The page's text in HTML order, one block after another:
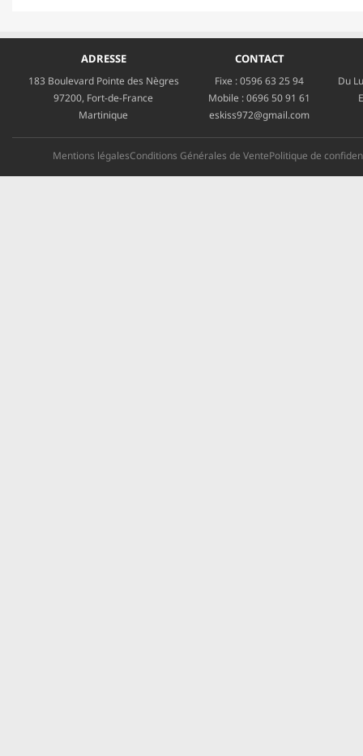
ADRESSE
183 Boulevard Pointe des Nègres
97200, Fort-de-France
Martinique
CONTACT
Fixe :0596 63 25 94
Mobile :0696 50 91 61
eskiss972@gmail.com
Du
Mentions légalesConditions Générales de VentePolitique de